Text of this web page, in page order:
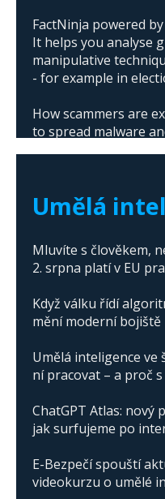
FactNinja powered
It helps you analyse
manipulative
- for example in
How scammers are
to spread malware
Umělá
Mluvíte s člověkem,
2. srpna platí v EU
Když válku řídí
mění moderní bojiště
Umělá inteligence ve
ní pracovat – a proč
ChatGPT Atlas: nový
jak surfujeme po
E-Bezpečí spouští
videokurzu o umělé